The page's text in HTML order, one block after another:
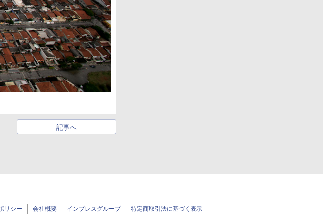
記事へ
リシー 会社概要 インプレスグループ 特定商取引法に基づく表示